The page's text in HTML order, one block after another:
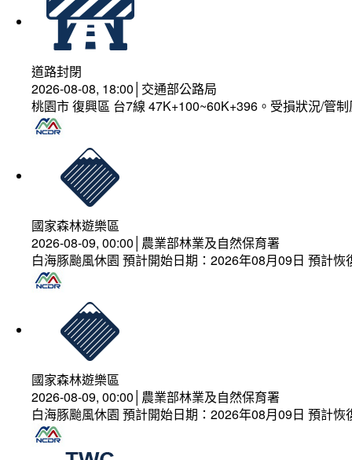
道路封閉
2026-08-08, 18:00│交通部公路局
桃園市 復興區 台7線 47K+100~60K+396。受損狀況/管
國家森林遊樂區
2026-08-09, 00:00│農業部林業及自然保育署
白海豚颱風休園 預計開始日期：2026年08月09日 預計
國家森林遊樂區
2026-08-09, 00:00│農業部林業及自然保育署
白海豚颱風休園 預計開始日期：2026年08月09日 預計